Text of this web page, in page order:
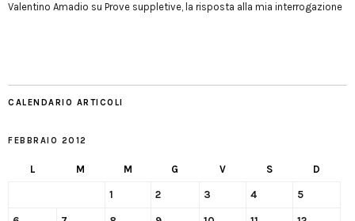
Valentino Amadio su Prove suppletive, la risposta alla mia interrogazione
CALENDARIO ARTICOLI
FEBBRAIO 2012
L M M G V S D
1 2 3 4 5